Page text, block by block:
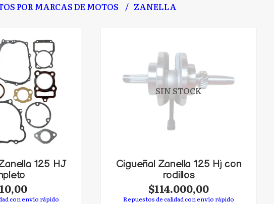
POR MARCAS DE MOTOS ZANELLA
125 HJ
con envío rápido
SIN STOCK
Cigueñal Zanella 125 Hj con
rodillos
$114.000,00
Repuestos de calidad con envío rápido